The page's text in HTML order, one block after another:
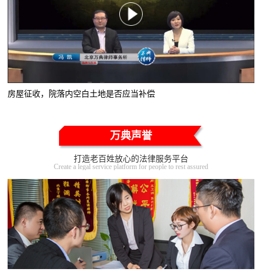
房屋征收，院落内空白土地是否应当补偿
万典声誉
打造老百姓放心的法律服务平台
Create a legal service platform for people to rest assured